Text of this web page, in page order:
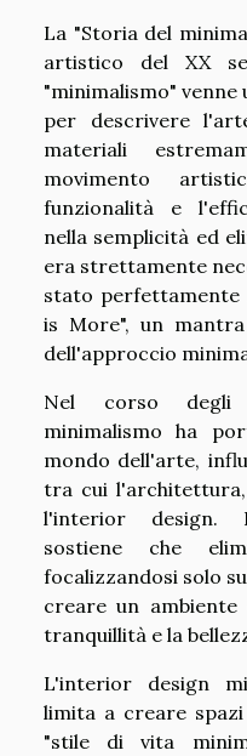
La "Storia del
artistico del XX
"minimalismo"
per descrivere
materiali
movimento
funzionalità e
nella semplicità ed
era strettamente
stato perfettamente
is More", un
dell'approccio
Nel corso degli
minimalismo ha
mondo dell'arte,
tra cui
l'interior design.
sostiene che
focalizzandosi solo
creare un
tranquillità e la
L'interior design
limita a creare
"stile di vita